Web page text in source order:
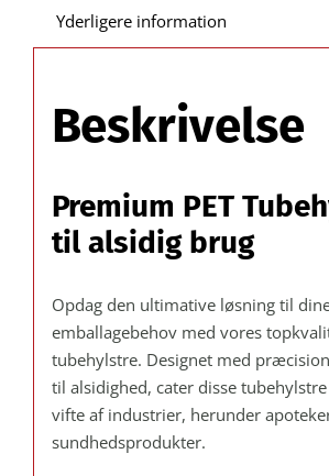
mm
stk.
antal
Yderligere information
Beskrivelse
Premium PET
til alsidig brug
Opdag den ultimative løsning til
emballagebehov med vores
tubehylstre. Designet med
til alsidighed, cater disse
vifte af industrier, herunder
sundhedsprodukter.